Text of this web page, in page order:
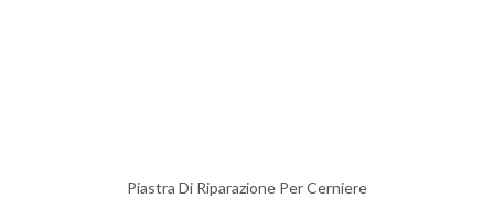
Piastra Di Riparazione Per Cerniere